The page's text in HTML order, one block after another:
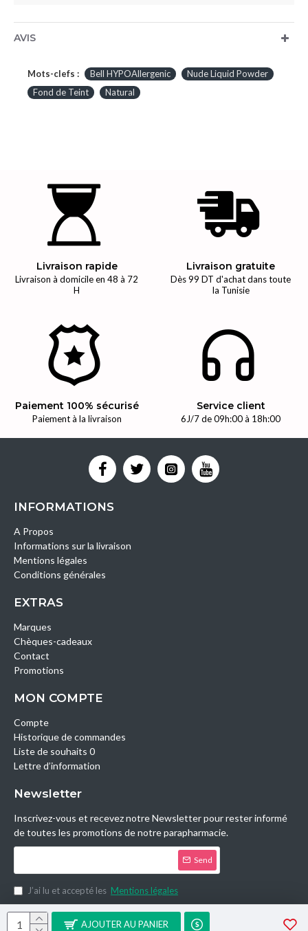
AJOUTER AU PANIER
AVIS
Mots-clefs : Bell HYPOAllergenic
Nude Liquid Powder
Fond de Teint
Natural
Livraison rapide
Livraison à domicile en 48 à 72
H
Livraison gratuite
Dès 99 DT d'achat dans toute
la Tunisie
Paiement 100% sécurisé
Paiement à la livraison
Service client
6J/7 de 09h:00 à 18h:00
INFORMATIONS
A Propos
Informations sur la livraison
Mentions légales
Conditions générales
EXTRAS
Marques
Chèques-cadeaux
Contact
Promotions
MON COMPTE
Compte
Historique de commandes
Liste de souhaits 0
Lettre d’information
Newsletter
Inscrivez-vous et recevez notre Newsletter pour rester informé
de toutes les promotions de notre parapharmacie.
Send
J’ai lu et accepté les Mentions légales
Copyright © 2014, Parashop.tn, All Rights Reserved.